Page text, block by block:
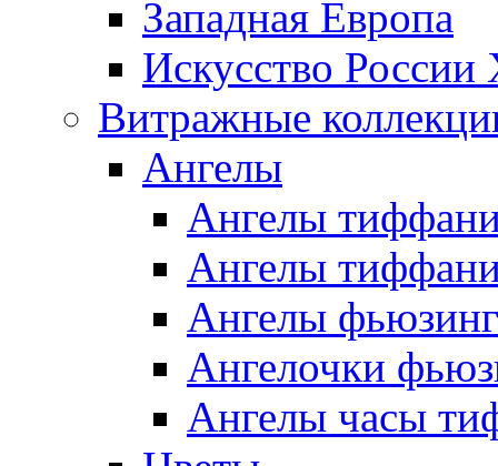
Западная Европа
Искусство
Витражные
Ангелы
Ангелы
Ангелы
Ангелы фьюзинг
Ангелочки
Ангелы часы